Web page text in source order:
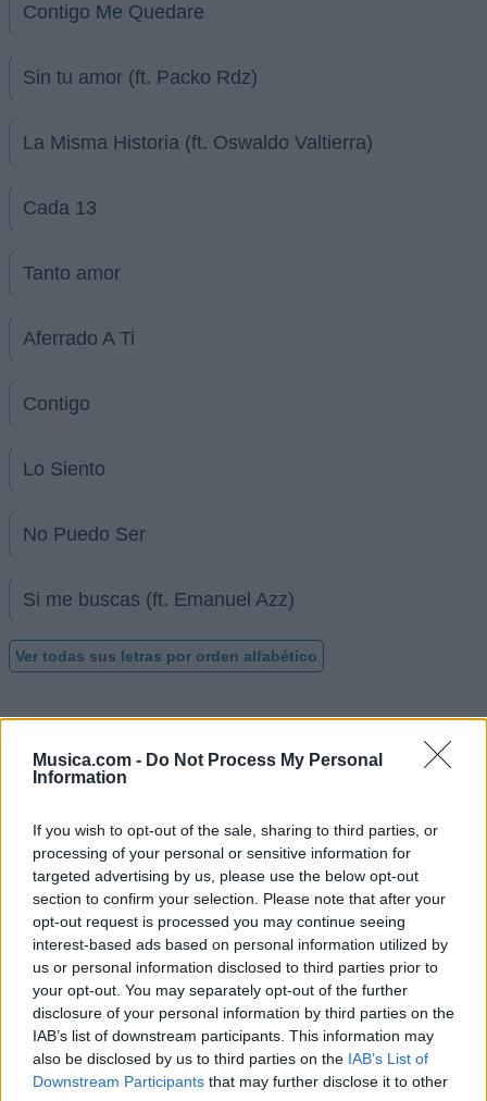
Musica.com - Do Not Process My Personal
Information
If you wish to opt-out of the sale, sharing to third parties, or
processing of your personal or sensitive information for
targeted advertising by us, please use the below opt-out
section to confirm your selection. Please note that after your
opt-out request is processed you may continue seeing
interest-based ads based on personal information utilized by
us or personal information disclosed to third parties prior to
your opt-out. You may separately opt-out of the further
disclosure of your personal information by third parties on the
IAB’s list of downstream participants. This information may
also be disclosed by us to third parties on the IAB’s List of
Downstream Participants that may further disclose it to other
Contigo Me Quedare
Sin tu amor (ft. Packo Rdz)
La Misma Historia (ft. Oswaldo Valtierra)
Cada 13
Tanto amor
Aferrado A Ti
Contigo
Lo Siento
No Puedo Ser
Si me buscas (ft. Emanuel Azz)
Ver todas sus letras por orden alfabético
+ Alfred Cave
Biografía Ranking Fotos Foro
Ranking de Alfred Cave
Alfred Caveno está entre los 500 artistas más
apoyados y visitados de esta semana.
¿Apoyar a Alfred Cave?
6 0